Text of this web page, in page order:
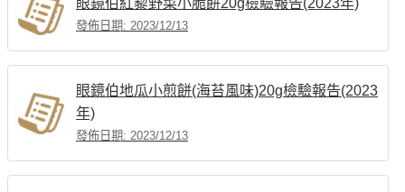
眼鏡伯紅藜野菜小脆餅20g檢驗報告(2023年)
發佈日期: 2023/12/13
眼鏡伯地瓜小煎餅(海苔風味)20g檢驗報告(2023
年)
發佈日期: 2023/12/13